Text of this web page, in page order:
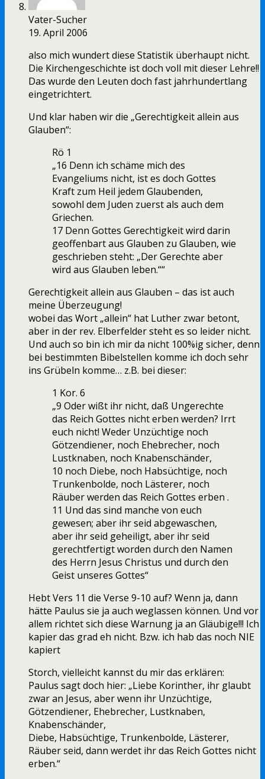
Vater-Sucher
19. April 2006
also mich wundert diese Statistik überhaupt nicht.
Die Kirchengeschichte ist doch voll mit dieser Lehre!!
Das wurde den Leuten doch fast jahrhundertlang
eingetrichtert.
Und klar haben wir die „Gerechtigkeit allein aus
Glauben“:
Rö 1
„16 Denn ich schäme mich des
Evangeliums nicht, ist es doch Gottes
Kraft zum Heil jedem Glaubenden,
sowohl dem Juden zuerst als auch dem
Griechen.
17 Denn Gottes Gerechtigkeit wird darin
geoffenbart aus Glauben zu Glauben, wie
geschrieben steht: „Der Gerechte aber
wird aus Glauben leben.““
Gerechtigkeit allein aus Glauben – das ist auch
meine Überzeugung!
wobei das Wort „allein“ hat Luther zwar betont,
aber in der rev. Elberfelder steht es so leider nicht.
Und auch so bin ich mir da nicht 100%ig sicher, denn
bei bestimmten Bibelstellen komme ich doch sehr
ins Grübeln komme… z.B. bei dieser:
1 Kor. 6
„9 Oder wißt ihr nicht, daß Ungerechte
das Reich Gottes nicht erben werden? Irrt
euch nicht! Weder Unzüchtige noch
Götzendiener, noch Ehebrecher, noch
Lustknaben, noch Knabenschänder,
10 noch Diebe, noch Habsüchtige, noch
Trunkenbolde, noch Lästerer, noch
Räuber werden das Reich Gottes erben .
11 Und das sind manche von euch
gewesen; aber ihr seid abgewaschen,
aber ihr seid geheiligt, aber ihr seid
gerechtfertigt worden durch den Namen
des Herrn Jesus Christus und durch den
Geist unseres Gottes“
Hebt Vers 11 die Verse 9-10 auf? Wenn ja, dann
hätte Paulus sie ja auch weglassen können. Und vor
allem richtet sich diese Warnung ja an Gläubige!!! Ich
kapier das grad eh nicht. Bzw. ich hab das noch NIE
kapiert
Storch, vielleicht kannst du mir das erklären:
Paulus sagt doch hier: „Liebe Korinther, ihr glaubt
zwar an Jesus, aber wenn ihr Unzüchtige,
Götzendiener, Ehebrecher, Lustknaben,
Knabenschänder,
Diebe, Habsüchtige, Trunkenbolde, Lästerer,
Räuber seid, dann werdet ihr das Reich Gottes nicht
erben.“